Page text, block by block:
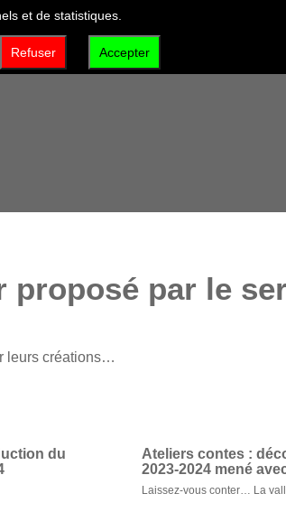
QUI SOMMES-NOUS ?
par le
leurs créations…
du
Ateliers contes :
2023-2024 mené
Laissez-vous conter… La
et de statistiques.
Refuser Accepter